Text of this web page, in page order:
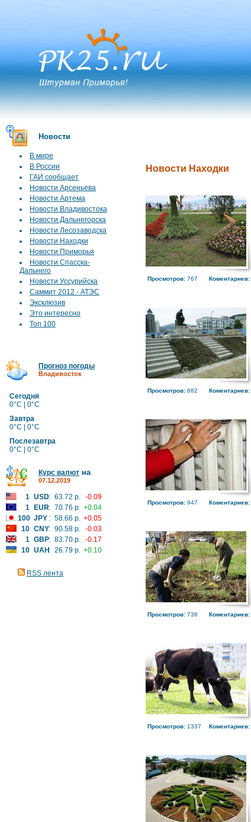
Новости
В мире
В России
ГАИ сообщает
Новости Арсеньева
Новости Артема
Новости Владивостока
Новости Дальнегорска
Новости Лесозаводска
Новости Находки
Новости Приморья
Новости Спасска-
Дальнего
Новости Уссурийска
Саммит 2012 - АТЭС
Эксклюзив
Это интересно
Топ 100
Прогноз погоды
Владивосток
Сегодня
0°C | 0°C
Завтра
0°C | 0°C
Послезавтра
0°C | 0°C
Курс валют на
07.12.2019
1 USD: 63.72 р. -0.09
1
EUR: 70.76 р. +0.04
100 JPY : 58.66 р. +0.05
10 CNY: 90.58 р. -0.03
1 GBP: 83.70 р. -0.17
10 UAH: 26.79 р. +0.10
RSS лента
Новости Находки
Просмотров: 767 Коментариев:
Просмотров: 882 Коментариев:
Просмотров: 947 Коментариев:
Просмотров: 738 Коментариев:
Просмотров: 1337 Коментариев: